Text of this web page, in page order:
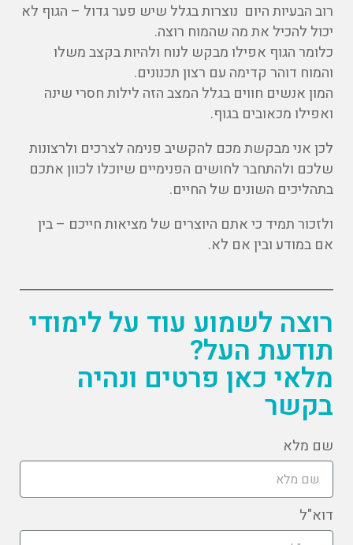
רוב הבעיות היום נוצרות בגלל שיש פער גדול – הגוף לא
יכול להכיל את מה שהמוח רוצה.
כלומר הגוף אפילו מבקש לנוח ולהיות בקצב משלו
והמוח דוהר קדימה עם רצון תכנונים.
המון אנשים חווים בגלל המצב הזה לילות חסרי שינה
ואפילו מכאובים בגוף.
לכן אני מבקשת מכם להקשיב פנימה לצרכים ולרצונות
שלכם ולהתחבר לחושים הפנימיים שיוכלו לכוון אתכם
בתהליכים השונים של החיים.
ולזכור תמיד כי אתם היוצרים של מציאות חייכם – בין
אם במודע ובין אם לא.
רוצה לשמוע עוד על לימודי
תודעת העל?
מלאי כאן פרטים ונהיה
בקשר
שם מלא
דוא"ל